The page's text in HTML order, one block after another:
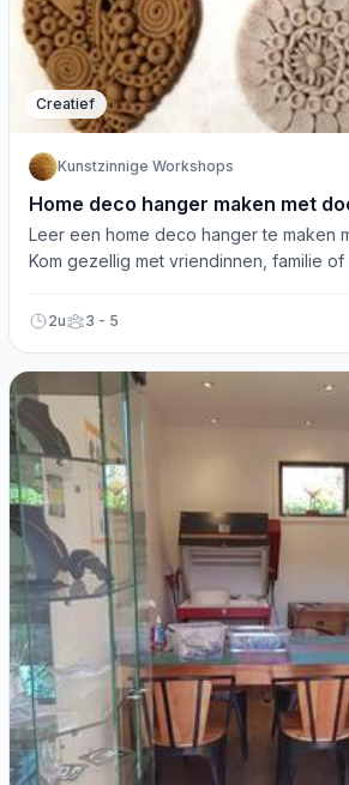
Creatief
Kunstzinnige Workshops
Home deco hanger maken met
Leer een home deco hanger te maken
Kom gezellig met vriendinnen, familie
2u 3 - 5